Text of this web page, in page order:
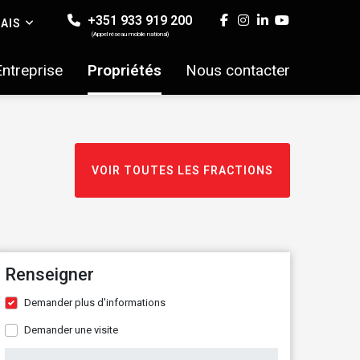
+351 933 919 200
(Appel réseau mobile national)
Propriétés Nous contacter
VOIR TOUTES LES FRACTIONS
Renseigner
Demander plus d'informations
Demander une visite